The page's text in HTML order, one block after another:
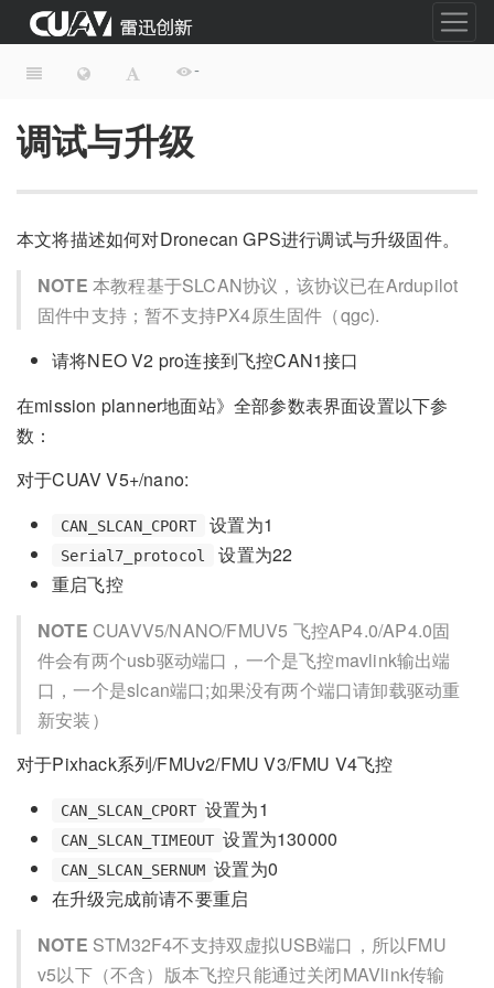
-
调试与升级
本文将描述如何对Dronecan GPS进行调试与升级固件。
NOTE 本教程基于SLCAN协议，该协议已在Ardupilot
固件中支持；暂不支持PX4原生固件（qgc).
请将NEO V2 pro连接到飞控CAN1接口
在mission planner地面站》全部参数表界面设置以下参
数：
对于CUAV V5+/nano:
CAN_SLCAN_CPORT 设置为1
Serial7_protocol
设置为22
重启飞控
NOTE CUAVV5/NANO/FMUV5 飞控AP4.0/AP4.0固
件会有两个usb驱动端口，一个是飞控mavlink输出端
口，一个是slcan端口;如果没有两个端口请卸载驱动重
新安装）
对于Pixhack系列/FMUv2/FMU V3/FMU V4飞控
CAN_SLCAN_CPORT 设置为1
CAN_SLCAN_TIMEOUT 设置为130000
CAN_SLCAN_SERNUM 设置为0
在升级完成前请不要重启
NOTE STM32F4不支持双虚拟USB端口，所以FMU
v5以下（不含）版本飞控只能通过关闭MAVlink传输